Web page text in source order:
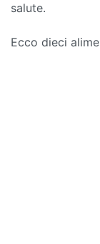
salute.
Ecco dieci